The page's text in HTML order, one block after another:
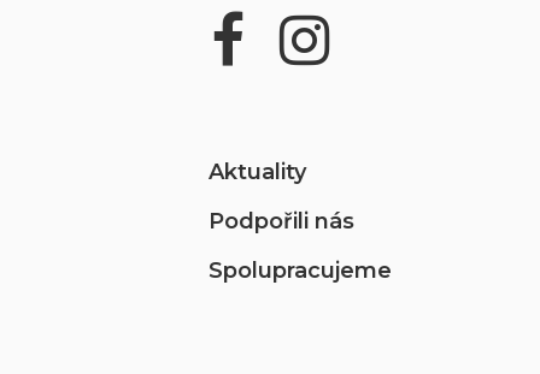
Aktuality
Podpořili nás
Spolupracujeme